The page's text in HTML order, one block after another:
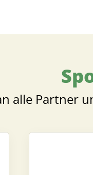
alle Partner